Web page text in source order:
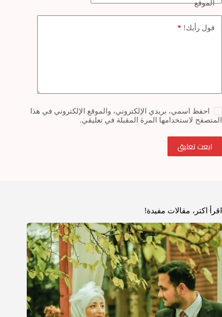
الموقع
قول رأيك! *
احفظ اسمي، بريدي الإلكتروني، والموقع الإلكتروني في هذا
المتصفح لاستخدامها المرة المقبلة في تعليقي.
ابعت تعليق
اقرأ اكتر، مقالات مفيدة!